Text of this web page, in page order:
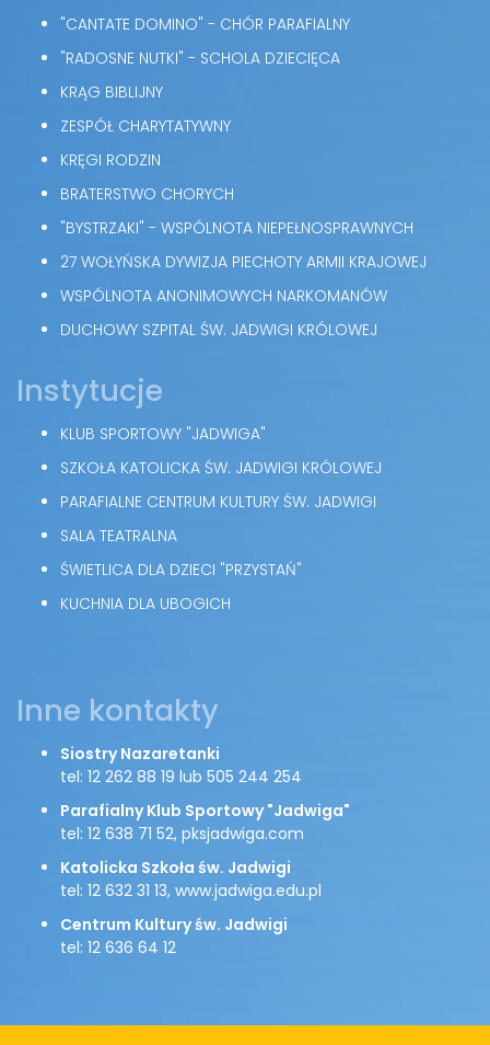
"CANTATE DOMINO" - CHÓR PARAFIALNY
"RADOSNE NUTKI" - SCHOLA DZIECIĘCA
KRĄG BIBLIJNY
ZESPÓŁ CHARYTATYWNY
KRĘGI RODZIN
BRATERSTWO CHORYCH
"BYSTRZAKI" - WSPÓLNOTA NIEPEŁNOSPRAWNYCH
27 WOŁYŃSKA DYWIZJA PIECHOTY ARMII KRAJOWEJ
WSPÓLNOTA ANONIMOWYCH NARKOMANÓW
DUCHOWY SZPITAL ŚW. JADWIGI KRÓLOWEJ
Instytucje
KLUB SPORTOWY "JADWIGA"
SZKOŁA KATOLICKA ŚW. JADWIGI KRÓLOWEJ
PARAFIALNE CENTRUM KULTURY ŚW. JADWIGI
SALA TEATRALNA
ŚWIETLICA DLA DZIECI "PRZYSTAŃ"
KUCHNIA DLA UBOGICH
Inne kontakty
Siostry Nazaretanki
tel: 12 262 88 19 lub 505 244 254
Parafialny Klub Sportowy "Jadwiga"
tel: 12 638 71 52, pksjadwiga.com
Katolicka Szkoła św. Jadwigi
tel: 12 632 31 13, www.jadwiga.edu.pl
Centrum Kultury św. Jadwigi
tel: 12 636 64 12